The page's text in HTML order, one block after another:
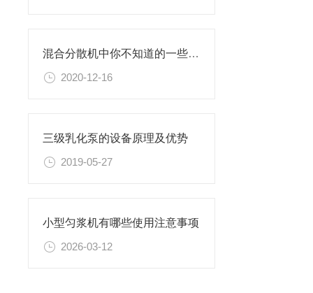
混合分散机中你不知道的一些小细节
2020-12-16
三级乳化泵的设备原理及优势
2019-05-27
小型匀浆机有哪些使用注意事项
2026-03-12